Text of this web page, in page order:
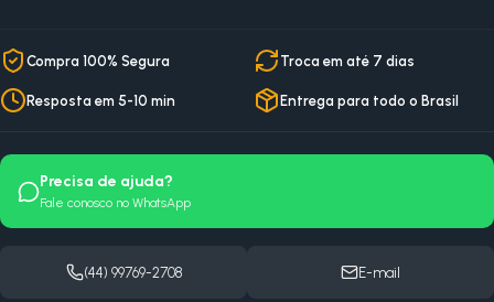
Compra 100% Segura Troca em até 7 dias
Resposta em 5-10 min Entrega para todo o Brasil
Precisa de ajuda?
Fale conosco no WhatsApp
(44) 99769-2708 E-mail